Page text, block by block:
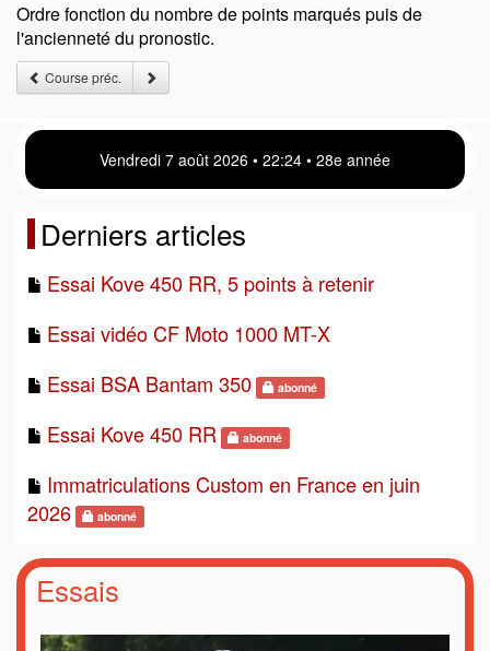
Ordre fonction du nombre de points marqués puis de
l'ancienneté du pronostic.
Course préc.
Vendredi 7 août 2026 • 22 24 • 28e année
Derniers articles
Essai Kove 450 RR, 5 points à retenir
Essai vidéo CF Moto 1000 MT-X
Essai BSA Bantam 350
abonné
Essai Kove 450 RR abonné
Immatriculations Custom en France en juin
2026
abonné
Essais